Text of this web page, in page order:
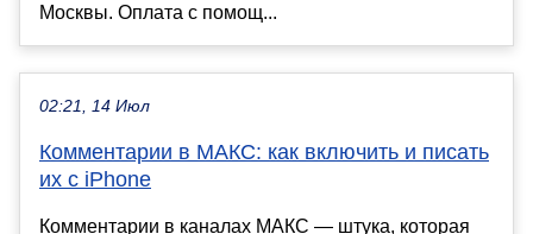
Москвы. Оплата с помощ...
02:21, 14 Июл
Комментарии в МАКС: как включить и писать
их с iPhone
Комментарии в каналах МАКС — штука, которая